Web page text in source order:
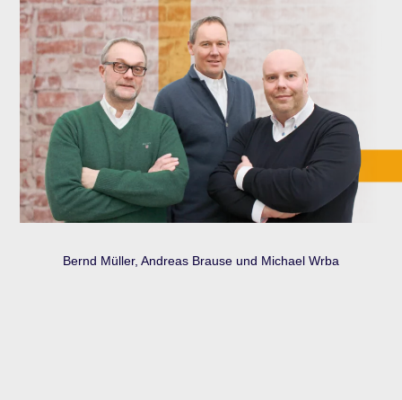
Bernd Müller, Andreas Brause und Michael Wrba